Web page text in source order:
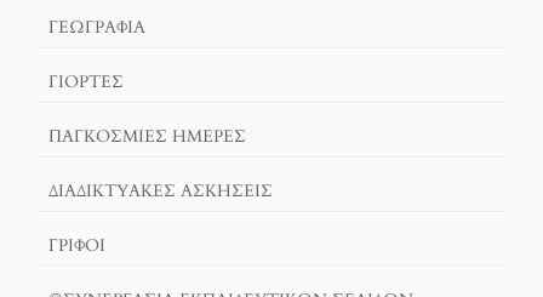
ΓΕΩΓΡΑΦΊΑ
ΓΙΟΡΤΈΣ
ΠΑΓΚΟΣΜΙΕΣ ΗΜΕΡΕΣ
ΔΙΑΔΙΚΤΥΑΚΈΣ ΑΣΚΉΣΕΙΣ
ΓΡΙΦΟΙ